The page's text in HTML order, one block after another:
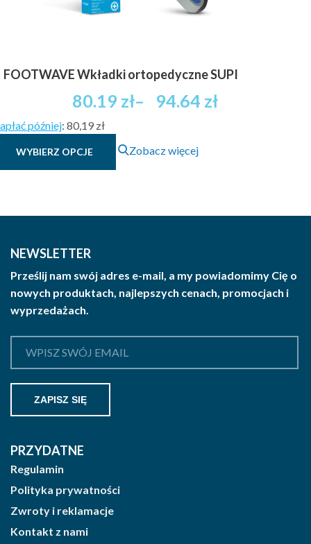
FOOTWAVE Wkładki ortopedyczne SUPI
80.19 zł– 94.64 zł
Zakres
80.19 zł
później: 80,19 zł
WYBIERZ OPCJE
Ten
produkt
na
stronie
Zobacz więcej
NEWSLETTER
Prześlij nam swój adres e-mail, a my powiadomimy Cię o
nowych produktach, najlepszych cenach, promocjach i
wyprzedażach.
PRZYDATNE
Regulamin
Polityka prywatności
Zwroty i reklamacje
Kontakt z nami